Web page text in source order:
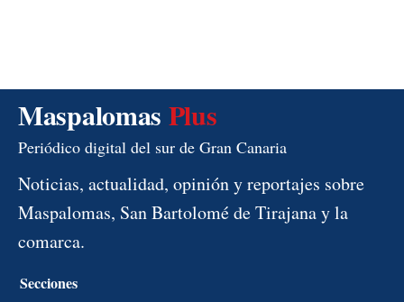
Maspalomas Plus
Periódico digital del sur de Gran Canaria
Noticias, actualidad, opinión y reportajes sobre
Maspalomas, San Bartolomé de Tirajana y la
comarca.
Secciones